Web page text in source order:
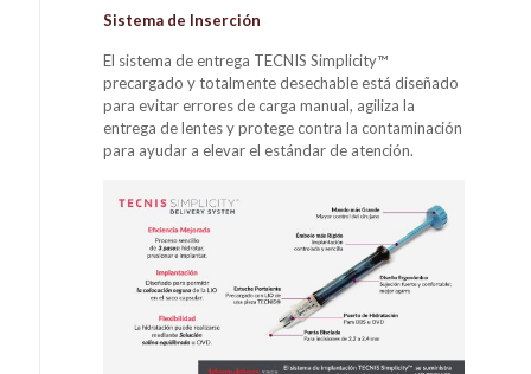
Sistema de Inserción
El sistema de entrega TECNIS Simplicity™
precargado y totalmente desechable está diseñado
para evitar errores de carga manual, agiliza la
entrega de lentes y protege contra la contaminación
para ayudar a elevar el estándar de atención.